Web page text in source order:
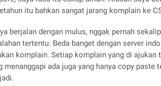
itu bahkan sangat jarang komplain ke
berjalan dengan mulus, nggak pernah
tertentu. Beda banget dengan server
komplain. Setiap komplain yang di ajukan
menanggapi ada juga yang hanya copy